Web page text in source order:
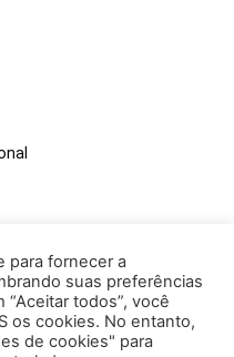
para fornecer a
suas preferências
todos”, você
os cookies. No entanto,
de cookies" para